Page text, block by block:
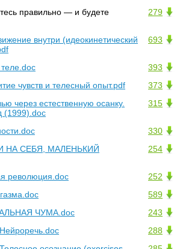
279
правильно — и будете
693
внутри (идеокинетический
393
373
чувств и телесный опыт.pdf
315
через естественную осанку.
(1999).doc
330
254
НА СЕБЯ, МАЛЕНЬКИЙ
252
революция.doc
589
243
ЧУМА.doc
288